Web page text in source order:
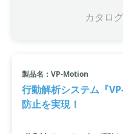
カタロ
製品名：VP-Motion
行動解析システム『
防止を実現！